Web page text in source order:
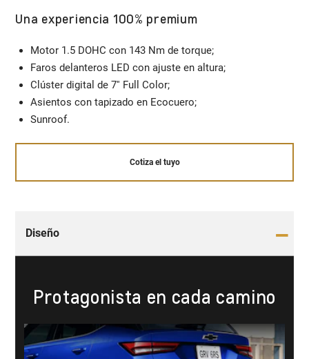
Una experiencia 100% premium
Motor 1.5 DOHC con 143 Nm de torque;​
Faros delanteros LED con ajuste en altura;​
Clúster digital de 7'' Full Color;​
Asientos con tapizado en Ecocuero;​
Sunroof.
Cotiza el tuyo
Diseño
Protagonista en cada camino